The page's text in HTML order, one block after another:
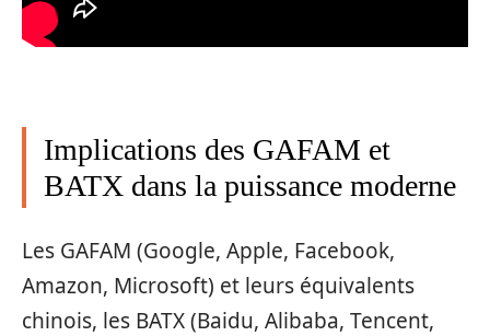
Implications des GAFAM et
BATX dans la puissance moderne
Les GAFAM (Google, Apple, Facebook,
Amazon, Microsoft) et leurs équivalents
chinois, les BATX (Baidu, Alibaba, Tencent,